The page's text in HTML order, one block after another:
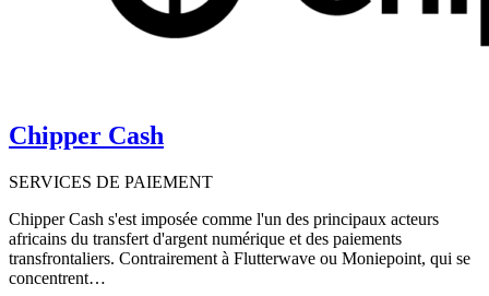
Chipper Cash
SERVICES DE PAIEMENT
Chipper Cash s'est imposée comme l'un des principaux acteurs
africains du transfert d'argent numérique et des paiements
transfrontaliers. Contrairement à Flutterwave ou Moniepoint, qui se
concentrent…